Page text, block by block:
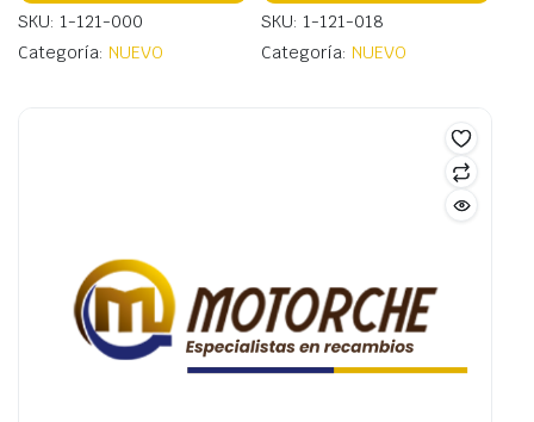
SKU: 1-121-000
Categoría: NUEVO
SKU: 1-121-018
Categoría: NUEVO